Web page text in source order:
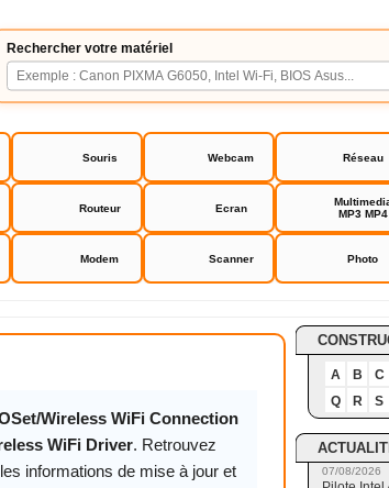
Rechercher votre matériel
Souris Webcam Réseau
Routeur Ecran
MP3 MP4
Modem Scanner Photo
Driver
Wireless WiFi Connection
WiFi Driver. Retrouvez
informations de mise à jour et
A B
C
Q
R S
07/08/2026